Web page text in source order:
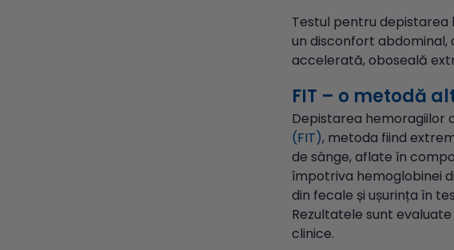
Testul pentru
un disconfort
accelerată, oboseală
FIT – o metodă
Depistarea hemoragiilor
(FIT), metoda fiind
de sânge, aflate în
împotriva hemoglobinei
din fecale și ușurința în
Rezultatele sunt
clinice.